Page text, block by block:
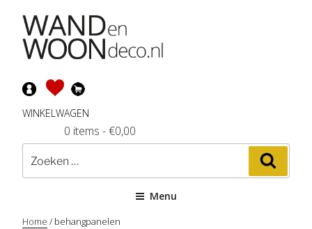
inhoud
WINKELWAGEN
-€0,00
0 items
Zoeken
naar:
Menu
Home / behangpanelen